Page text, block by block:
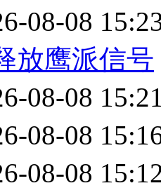
08-08
放鹰派信号
08-08
08-08
08-08